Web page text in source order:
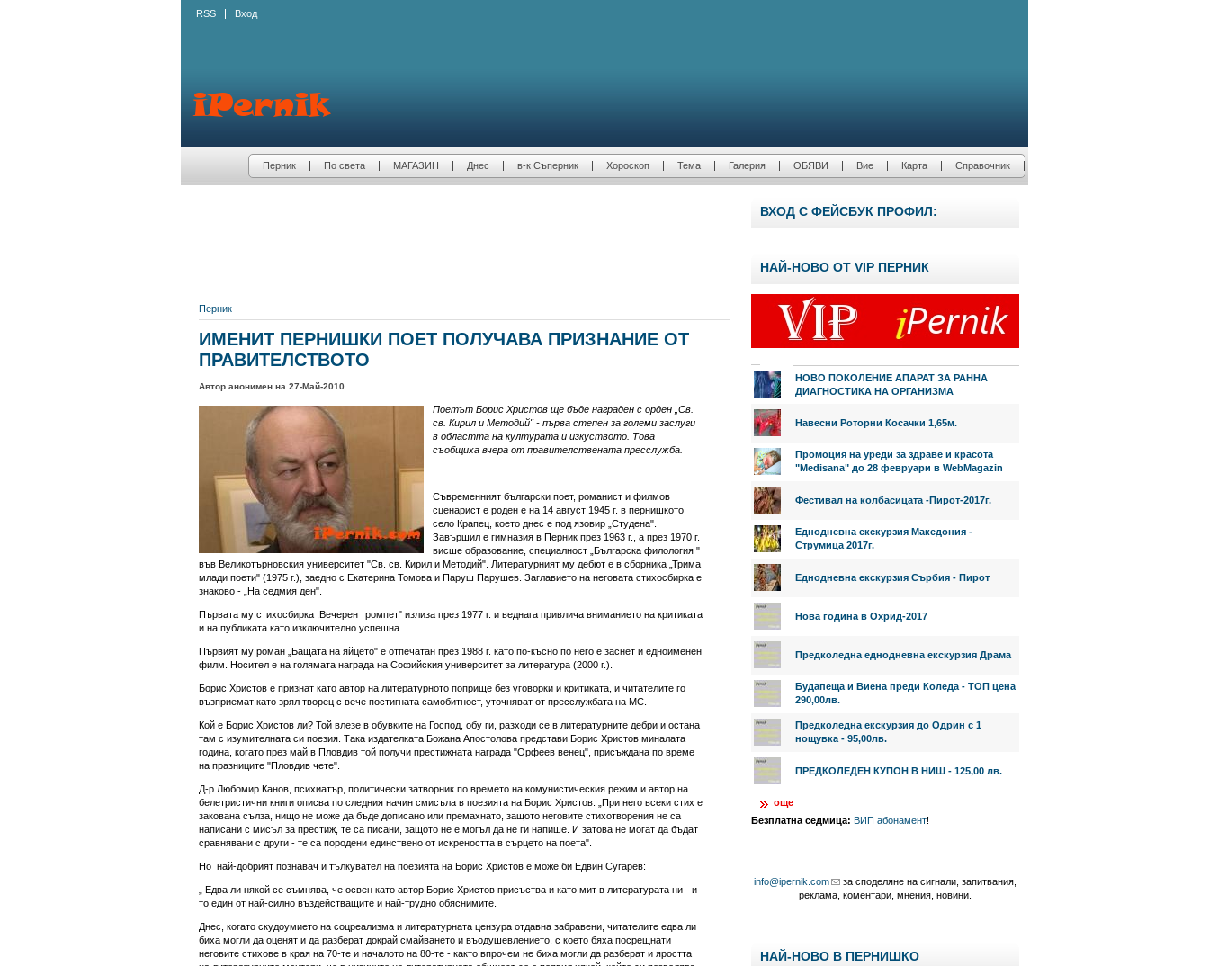
RSS Вход
Перник По света МАГАЗИН Днес в-к Съперник Хороскоп Тема Галерия ОБЯВИ Вие Карта Справочник
Перник
ИМЕНИТ ПЕРНИШКИ ПОЕТ ПОЛУЧАВА ПРИЗНАНИЕ ОТ
ПРАВИТЕЛСТВОТО
Автор анонимен на 27-Май-2010
Поетът Борис Христов ще бъде награден с орден „Св.
св. Кирил и Методий" - първа степен за големи заслуги
в областта на културата и изкуството. Това
съобщиха вчера от правителствената пресслужба.
Съвременният български поет, романист и филмов
сценарист е роден е на 14 август 1945 г. в пернишкото
село Крапец, което днес е под язовир „Студена".
Завършил е гимназия в Перник през 1963 г., а през 1970 г.
висше образование, специалност „Българска филология "
във Великотърновския университет "Св. св. Кирил и Методий". Литературният му дебют е в сборника „Трима
млади поети" (1975 г.), заедно с Екатерина Томова и Паруш Парушев. Заглавието на неговата стихосбирка е
знаково - „На седмия ден".
Първата му стихосбирка ,Вечерен тромпет" излиза през 1977 г. и веднага привлича вниманието на критиката
и на публиката като изключително успешна.
Първият му роман „Бащата на яйцето" е отпечатан през 1988 г. като по-късно по него е заснет и едноименен
филм. Носител е на голямата награда на Софийския университет за литература (2000 г.).
Борис Христов е признат като автор на литературното поприще без уговорки и критиката, и читателите го
възприемат като зрял творец с вече постигната самобитност, уточняват от пресслужбата на МС.
Кой е Борис Христов ли? Той влезе в обувките на Господ, обу ги, разходи се в литературните дебри и остана
там с изумителната си поезия. Така издателката Божана Апостолова представи Борис Христов миналата
година, когато през май в Пловдив той получи престижната награда "Орфеев венец", присъждана по време
на празниците "Пловдив чете".
Д-р Любомир Канов, психиатър, политически затворник по времето на комунистическия режим и автор на
белетристични книги описва по следния начин смисъла в поезията на Борис Христов: „При него всеки стих е
закована сълза, нищо не може да бъде дописано или премахнато, защото неговите стихотворения не са
написани с мисъл за престиж, те са писани, защото не е могъл да не ги напише. И затова не могат да бъдат
сравнявани с други - те са породени единствено от искреността в сърцето на поета".
Но най-добрият познавач и тълкувател на поезията на Борис Христов е може би Едвин Сугарев:
„ Едва ли някой се съмнява, че освен като автор Борис Христов присъства и като мит в литературата ни - и
то един от най-силно въздействащите и най-трудно обяснимите.
Днес, когато скудоумието на соцреализма и литературната цензура отдавна забравени, читателите едва ли
биха могли да оценят и да разберат докрай смайването и въодушевлението, с което бяха посрещнати
неговите стихове в края на 70-те и началото на 80-те - както впрочем не биха могли да разберат и яростта
ВХОД С ФЕЙСБУК ПРОФИЛ:
НАЙ-НОВО ОТ VIP ПЕРНИК
НОВО ПОКОЛЕНИЕ АПАРАТ ЗА РАННА
ДИАГНОСТИКА НА ОРГАНИЗМА
Навесни Роторни Косачки 1,65м.
Промоция на уреди за здраве и красота
"Medisana" до 28 февруари в WebMagazin
Фестивал на колбасицата -Пирот-2017г.
Еднодневна екскурзия Македония -
Струмица 2017г.
Еднодневна екскурзия Сърбия - Пирот
Нова година в Охрид-2017
Предколедна еднодневна екскурзия Драма
Будапеща и Виена преди Коледа - ТОП цена
290,00лв.
Предколедна екскурзия до Одрин с 1
нощувка - 95,00лв.
ПРЕДКОЛЕДЕН КУПОН В НИШ - 125,00 лв.
още
Безплатна седмица: ВИП абонамент!
info@ipernik.com
за споделяне на сигнали, запитвания,
реклама, коментари, мнения, новини.
НАЙ-НОВО В ПЕРНИШКО